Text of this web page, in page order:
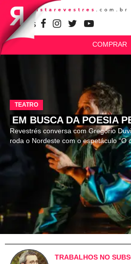
SIGA-NOS
COMPRAR
TEATRO
EM BUSCA DA POESIA
Revestrés conversa com Gregório
roda o Nordeste com o espetáculo “O
TRABALHOS NO